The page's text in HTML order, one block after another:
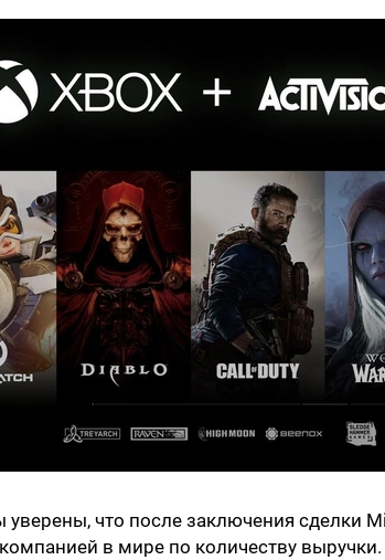
уверены, что после заключения сделки
в мире по количеству